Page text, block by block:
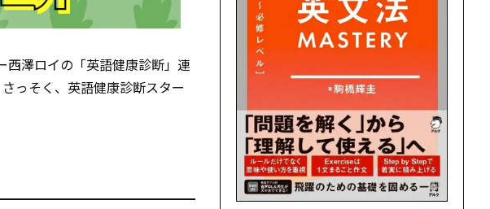
西澤ロイの「英語健康診断」連
っそく、英語健康診断スター